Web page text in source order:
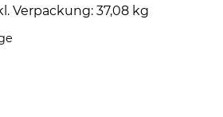
Verpackung: 37,08 kg